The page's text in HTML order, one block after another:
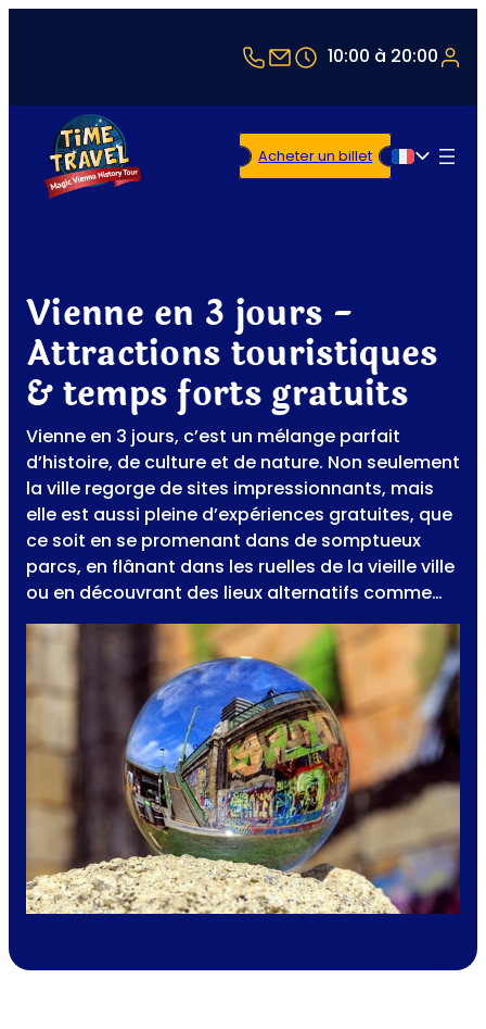
+43 1 5321514
office@timetravel-
10:00 à 20:00
Français
Acheter un billet
Vienne en 3 jours -
Attractions touristiques
& temps forts gratuits
Vienne en 3 jours, c’est un mélange parfait
d’histoire, de culture et de nature. Non seulement
la ville regorge de sites impressionnants, mais
elle est aussi pleine d’expériences gratuites, que
ce soit en se promenant dans de somptueux
parcs, en flânant dans les ruelles de la vieille ville
ou en découvrant des lieux alternatifs comme…